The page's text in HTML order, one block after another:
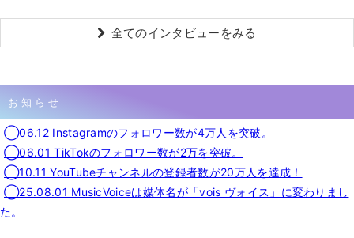
全てのインタビューをみる
お知らせ
◯06.12 Instagramのフォロワー数が4万人を突破。
◯06.01 TikTokのフォロワー数が2万を突破。
◯10.11 YouTubeチャンネルの登録者数が20万人を達成！
◯25.08.01 MusicVoiceは媒体名が「vois ヴォイス」に変わりまし
た。